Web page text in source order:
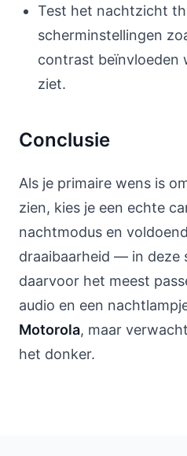
Test het nachtzicht
scherminstellingen
contrast beïnvloeden
ziet.
Conclusie
Als je primaire wens is
zien, kies je een echte
nachtmodus en
draaibaarheid — in deze
daarvoor het meest
audio en een
Motorola, maar
het donker.